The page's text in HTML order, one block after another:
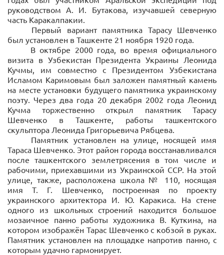
руководством А. И. Бутакова, изучавшей северную
часть Каракалпакии.
Первый вариант памятника Тарасу Шевченко
был установлен в Ташкенте 21 ноября 1920 года.
В октябре 2000 года, во время официального
визита в Узбекистан Президента Украины Леонида
Кучмы, им совместно с Президентом Узбекистана
Исламом Каримовым был заложен памятный камень
на месте установки будущего памятника украинскому
поэту. Через два года 20 декабря 2002 года Леонид
Кучма торжественно открыл памятник Тарасу
Шевченко в Ташкенте, работы ташкентского
скульптора Леонида Григорьевича Рябцева.
Памятник установлен на улице, носящей имя
Тараса Шевченко. Этот район города восстанавливался
после ташкентского землетрясения в том числе и
рабочими, приехавшими из Украинской ССР. На этой
улице, также, расположена школа № 110, носящая
имя Т. Г. Шевченко, построенная по проекту
украинского архитектора И. Ю. Каракиса. На стене
одного из школьных строений находится большое
мозаичное панно работы художника В. Куткина, на
котором изображён Тарас Шевченко с кобзой в руках.
Памятник установлен на площадке напротив панно, с
которым удачно гармонирует.